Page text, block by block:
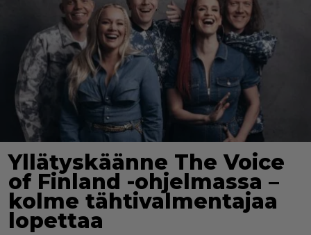
Yllätyskäänne The Voice
of Finland -ohjelmassa –
kolme tähtivalmentajaa
lopettaa